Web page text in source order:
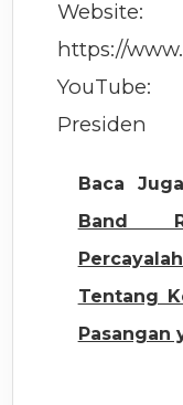
Website:
https://
Presiden
Baca
Band
Tentang
Pasangan